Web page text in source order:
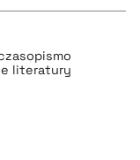
literatury